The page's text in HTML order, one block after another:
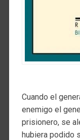
Cuando el
enemigo el
prisionero, se
hubiera podido